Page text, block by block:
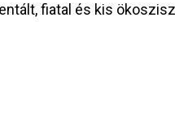
fiatal és kis